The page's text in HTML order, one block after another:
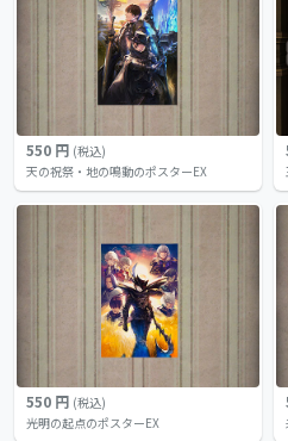
550 円 (税込)
天の祝祭・地の鳴動のポスターEX
550 円 (税込)
光明の起点のポスターEX